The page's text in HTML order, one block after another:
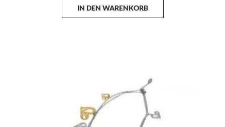
IN DEN WARENKORB